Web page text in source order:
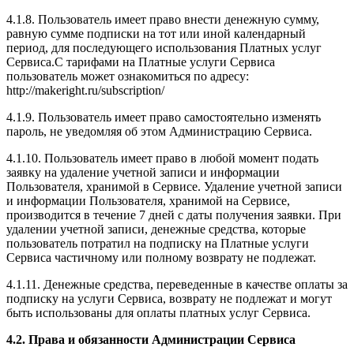
4.1.8. Пользователь имеет право внести денежную сумму,
равную сумме подписки на тот или иной календарный
период, для последующего использования Платных услуг
Сервиса.С тарифами на Платные услуги Сервиса
пользователь может ознакомиться по адресу:
http://makeright.ru/subscription/
4.1.9. Пользователь имеет право самостоятельно изменять
пароль, не уведомляя об этом Администрацию Сервиса.
4.1.10. Пользователь имеет право в любой момент подать
заявку на удаление учетной записи и информации
Пользователя, хранимой в Сервисе. Удаление учетной записи
и информации Пользователя, хранимой на Сервисе,
производится в течение 7 дней с даты получения заявки. При
удалении учетной записи, денежные средства, которые
пользователь потратил на подписку на Платные услуги
Сервиса частичному или полному возврату не подлежат.
4.1.11. Денежные средства, переведенные в качестве оплаты за
подписку на услуги Сервиса, возврату не подлежат и могут
быть использованы для оплаты платных услуг Сервиса.
4.2. Права и обязанности Администрации Сервиса